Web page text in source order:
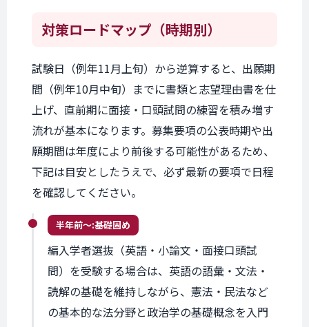
対策ロードマップ （時期別）
試験日（例年11月上旬）から逆算すると、出願期
間（例年10月中旬）までに書類と志望理由書を仕
上げ、直前期に面接・口頭試問の練習を積み増す
流れが基本になります。募集要項の公表時期や出
願期間は年度により前後する可能性があるため、
下記は目安としたうえで、必ず最新の要項で日程
を確認してください。
半年前〜:基礎固め
編入学者選抜（英語・小論文・面接口頭試
問）を受験する場合は、英語の語彙・文法・
読解の基礎を維持しながら、憲法・民法など
の基本的な法分野と政治学の基礎概念を入門